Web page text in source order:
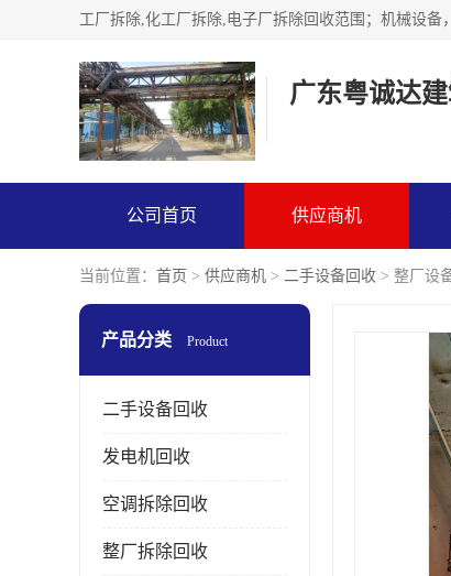
广东粤诚达
公司首页 供应商机
当前位置： 首页 > 供应商机 > 二手设备回收 > 整厂设
产品分类 Product
二手设备回收
发电机回收
空调拆除回收
整厂拆除回收